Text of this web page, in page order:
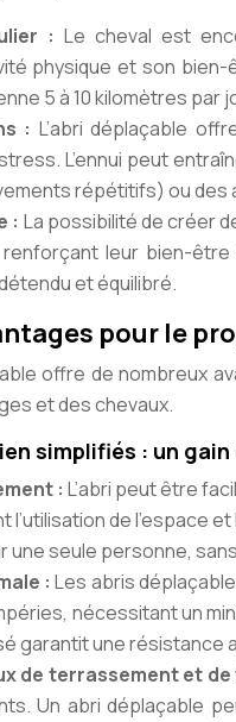
: Le cheval est
physique et son
5 à 10 kilomètres
: L’abri déplaçable
L’ennui peut
répétitifs) ou des
: La possibilité de créer
leur bien-
et équilibré.
pour le
offre de nombreux
et des chevaux.
simplifiés : un gain
: L’abri peut être
l’utilisation de l’espace
une seule personne,
:Les abris
nécessitant un
garantit une résistance
de terrassement et
Un abri déplaçable